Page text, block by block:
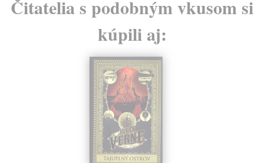
Čitatelia s podobným vkusom si
kúpili aj: